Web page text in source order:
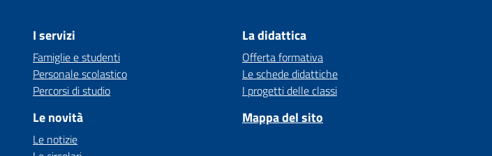
I servizi
Famiglie e studenti
Personale scolastico
Percorsi di studio
Le novità
Le notizie
La didattica
Offerta formativa
Le schede didattiche
I progetti delle classi
Mappa del sito